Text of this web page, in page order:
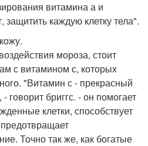
витамина а и
защитить каждую клетку тела".
мороза, стоит
с витамином с, которых
"Витамин с - прекрасный
говорит бриггс. - он помогает
клетки, способствует
Точно так же, как богатые